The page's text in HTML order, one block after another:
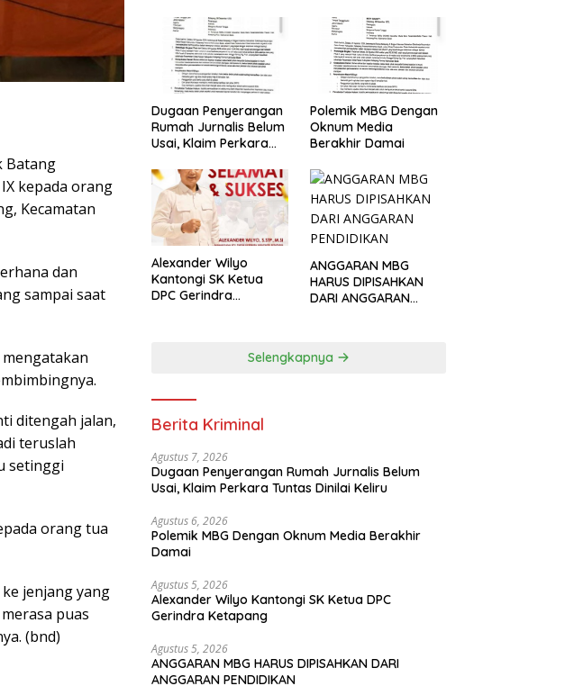
Batang
kepada orang
Kecamatan
dan
sampai saat
ditengah jalan,
teruslah
setinggi
orang tua
jenjang yang
puas
(bnd)
Dugaan Penyerangan
Rumah Jurnalis Belum
Usai, Klaim Perkara
Polemik MBG Dengan
Oknum Media
Berakhir Damai
Alexander Wilyo
Kantongi SK Ketua
DPC Gerindra
ANGGARAN MBG
HARUS DIPISAHKAN
DARI ANGGARAN
Selengkapnya
Berita Kriminal
Agustus 7, 2026
Dugaan Penyerangan Rumah Jurnalis Belum
Usai, Klaim Perkara Tuntas Dinilai Keliru
Agustus 6, 2026
Polemik MBG Dengan Oknum Media Berakhir
Damai
Agustus 5, 2026
Alexander Wilyo Kantongi SK Ketua DPC
Gerindra Ketapang
Agustus 5, 2026
ANGGARAN MBG HARUS DIPISAHKAN DARI
ANGGARAN PENDIDIKAN